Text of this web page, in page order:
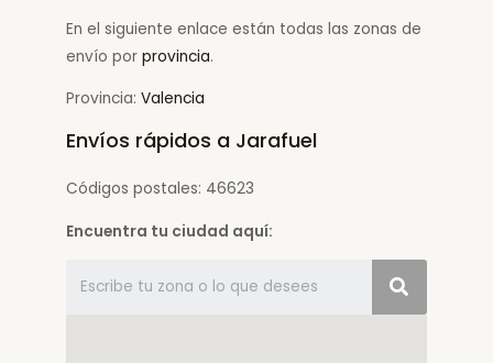
En el siguiente enlace están todas las zonas de
envío por provincia.
Provincia: Valencia
Envíos rápidos a Jarafuel
Códigos postales: 46623
Encuentra tu ciudad aquí: